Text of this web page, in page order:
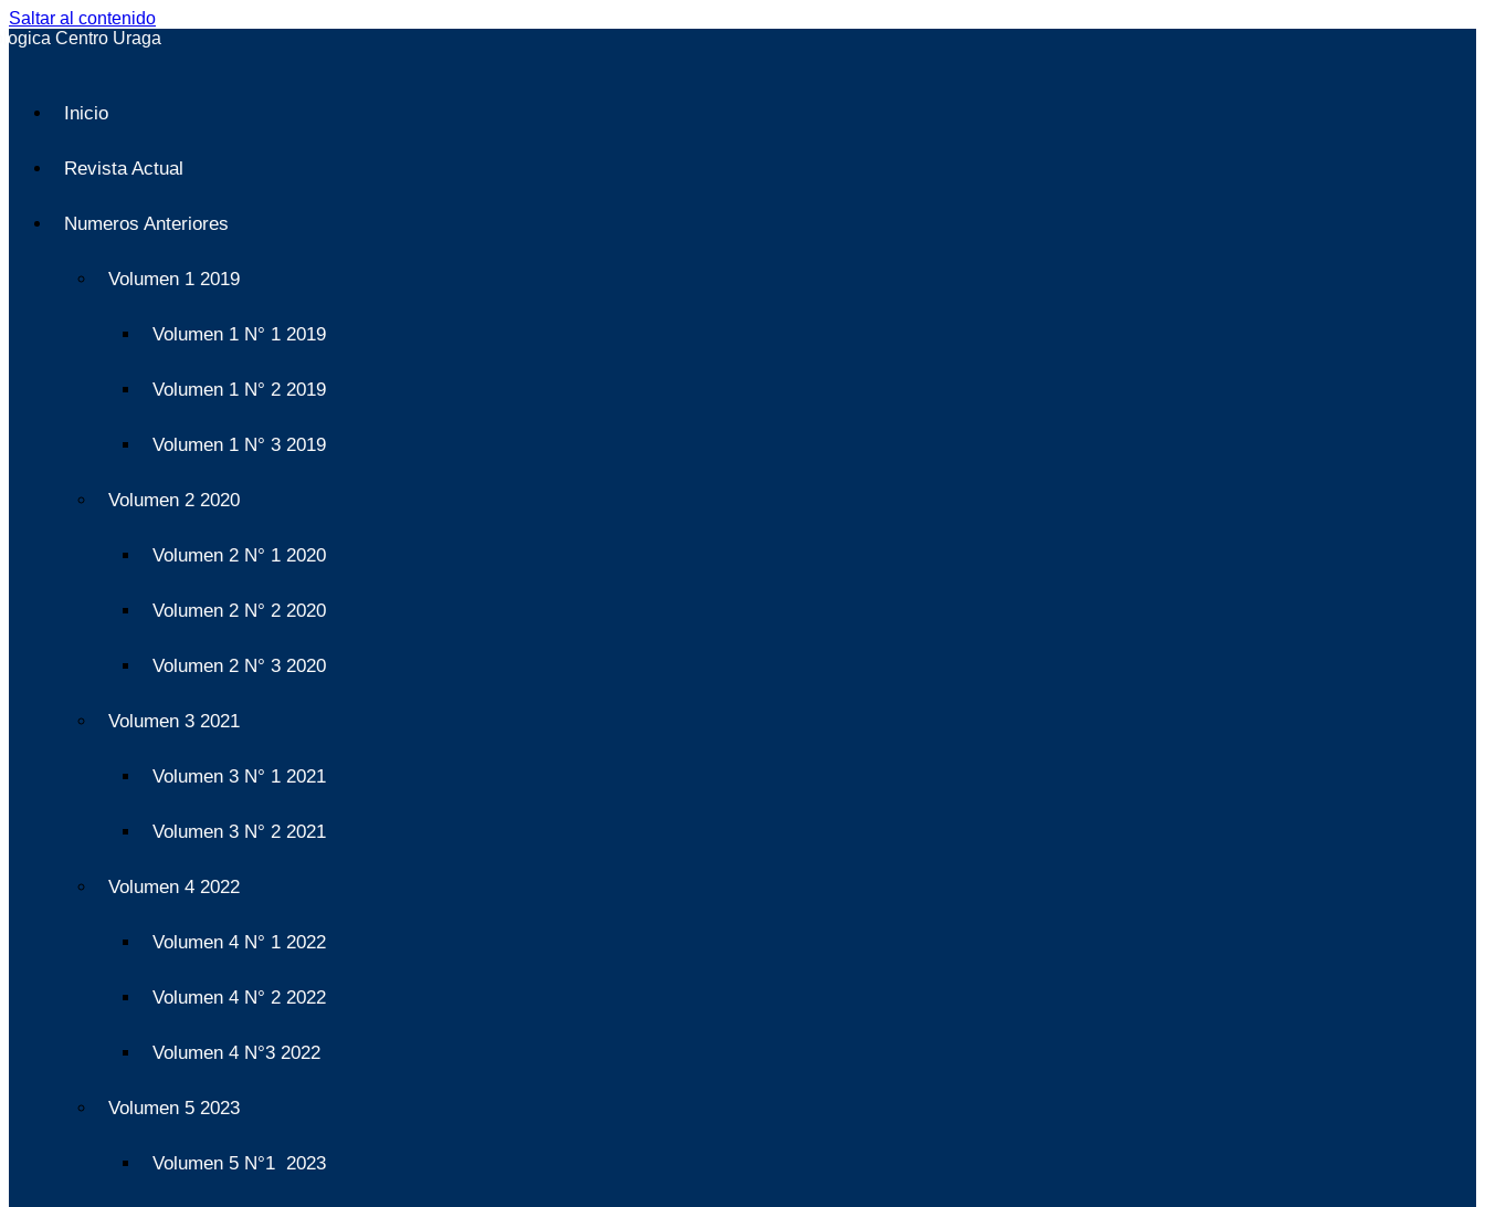
Saltar al contenido
Inicio
Revista Actual
Numeros Anteriores
Volumen 1 2019
Volumen 1 N° 1 2019
Volumen 1 N° 2 2019
Volumen 1 N° 3 2019
Volumen 2 2020
Volumen 2 N° 1 2020
Volumen 2 N° 2 2020
Volumen 2 N° 3 2020
Volumen 3 2021
Volumen 3 N° 1 2021
Volumen 3 N° 2 2021
Volumen 4 2022
Volumen 4 N° 1 2022
Volumen 4 N° 2 2022
Volumen 4 N°3 2022
Volumen 5 2023
Volumen 5 N°1 2023